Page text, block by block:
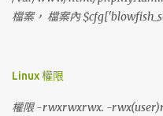
檔案， 檔案內
Linux 權限
權限 -rwxrwxrwx. -